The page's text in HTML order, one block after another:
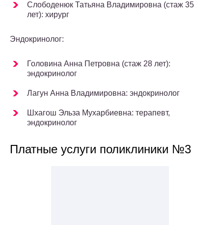
Слободенюк Татьяна Владимировна (стаж 35
лет): хирург
Эндокринолог:
Головина Анна Петровна (стаж 28 лет):
эндокринолог
Лагун Анна Владимировна: эндокринолог
Шхагош Эльза Мухарбиевна: терапевт,
эндокринолог
Платные услуги поликлиники №3